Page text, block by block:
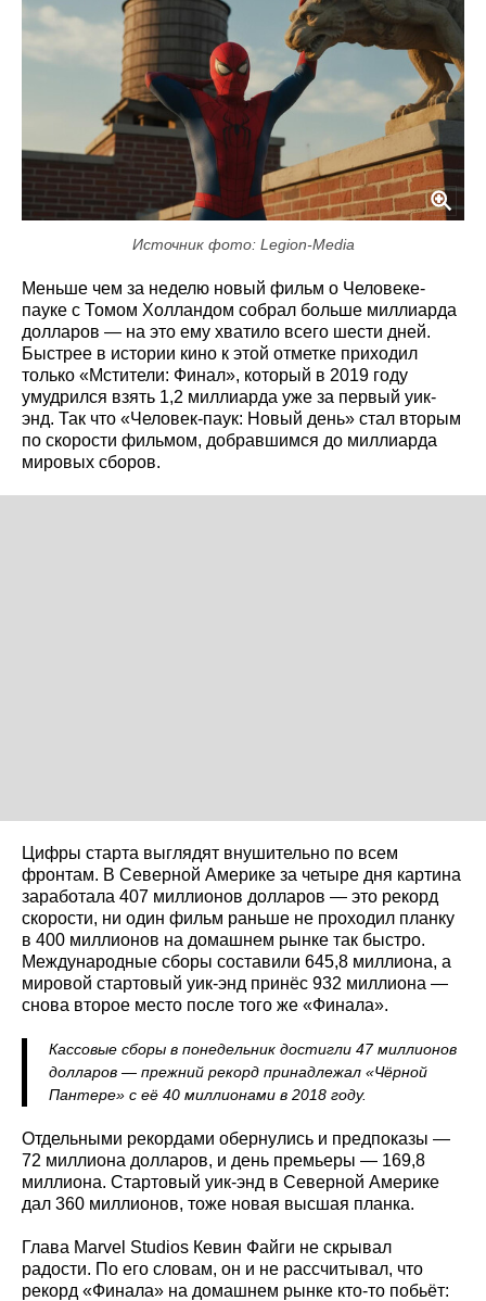
Источник фото: Legion-Media
Меньше чем за неделю новый фильм о Человеке-
пауке с Томом Холландом собрал больше миллиарда
долларов — на это ему хватило всего шести дней.
Быстрее в истории кино к этой отметке приходил
только «Мстители: Финал», который в 2019 году
умудрился взять 1,2 миллиарда уже за первый уик-
энд. Так что «Человек-паук: Новый день» стал вторым
по скорости фильмом, добравшимся до миллиарда
мировых сборов.
Цифры старта выглядят внушительно по всем
фронтам. В Северной Америке за четыре дня картина
заработала 407 миллионов долларов — это рекорд
скорости, ни один фильм раньше не проходил планку
в 400 миллионов на домашнем рынке так быстро.
Международные сборы составили 645,8 миллиона, а
мировой стартовый уик-энд принёс 932 миллиона —
снова второе место после того же «Финала».
Кассовые сборы в понедельник достигли 47 миллионов
долларов — прежний рекорд принадлежал «Чёрной
Пантере» с её 40 миллионами в 2018 году.
Отдельными рекордами обернулись и предпоказы —
72 миллиона долларов, и день премьеры — 169,8
миллиона. Стартовый уик-энд в Северной Америке
дал 360 миллионов, тоже новая высшая планка.
Глава Marvel Studios Кевин Файги не скрывал
радости. По его словам, он и не рассчитывал, что
рекорд «Финала» на домашнем рынке кто-то побьёт: